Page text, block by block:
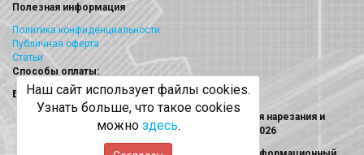
Полезная информация
Политика конфиденциальности
Публичная оферта
Статьи
Способы оплаты:
Безналичный платеж
Volkel (Волкел) метчики, плашки, наборы для нарезания и
восстановления резьбы © 2013 - 2026
Наш сайт использует файлы cookies.
Узнать больше, что такое cookies
можно здесь.